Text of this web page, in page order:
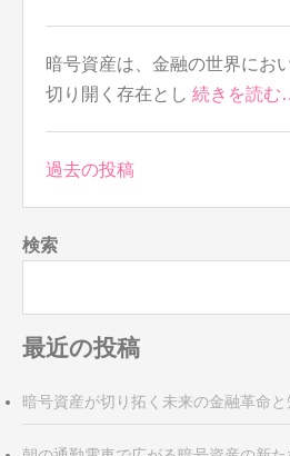
暗号資産は、金融の世界にお
切り開く存在とし 続きを読む
投
ビ
シ
ョ
ン
過去の投稿
検索
最近の投稿
暗号資産が切り拓く未来の金融革命